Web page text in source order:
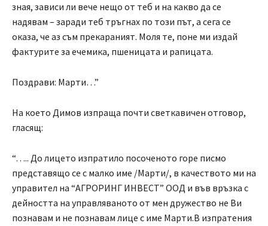
зная, зависи ли вече нещо от теб и на какво да се
надявам – заради теб тръгнах по този път, а сега се
оказа, че аз съм прекараният. Моля те, поне ми издай
фактурите за ечемика, пшеницата и рапицата.
Поздрави: Марти…”
На което Димов изпраща почти светкавичен отговор,
гласящ:
“….. До лицето изпратило посоченото горе писмо
представящо се с малко име /Марти/, в качеството ми на
управител на “АГРОРИНГ ИНВЕСТ” ООД и във връзка с
дейността на управляваното от мен дружество не Ви
познавам и не познавам лице с име Марти.В изпратения